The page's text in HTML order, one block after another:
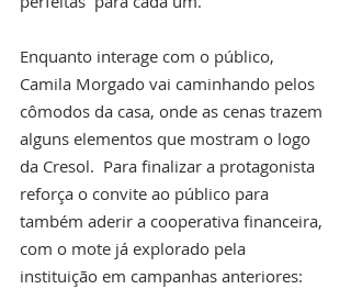
Enquanto interage com o público,
Camila Morgado vai caminhando pelos
cômodos da casa, onde as cenas trazem
alguns elementos que mostram o logo
da Cresol.  Para finalizar a protagonista
reforça o convite ao público para
também aderir a cooperativa financeira,
com o mote já explorado pela
instituição em campanhas anteriores: